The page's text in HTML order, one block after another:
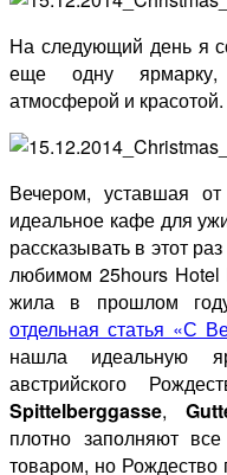
На следующий день я
еще одну ярмарку,
атмосферой и красотой.
Вечером, уставшая
идеальное кафе для
рассказывать в этот
любимом 25hours Hotel
жила в прошлом
отдельная статья «С
нашла идеальную
австрийского
Spittelberggasse,
плотно заполняют
товаром, но